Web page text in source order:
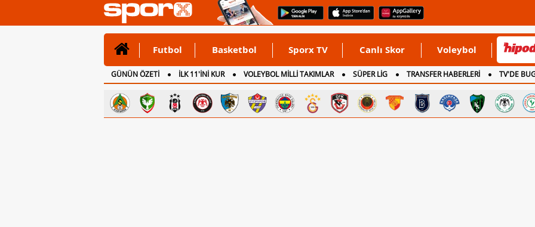
Futbol Basketbol Sporx TV Canlı Skor Voleybol
GÜNÜN ÖZETİ İLK 11'İNİ KUR VOLEYBOL MİLLİ TAKIMLAR SÜPER LİG TRANSFER HABERLERİ
TV'DE
CANLI ANLATIM
İNGİLTERE